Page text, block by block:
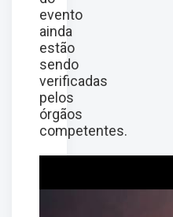
evento
ainda
estão
sendo
verificadas
pelos
órgãos
competentes.